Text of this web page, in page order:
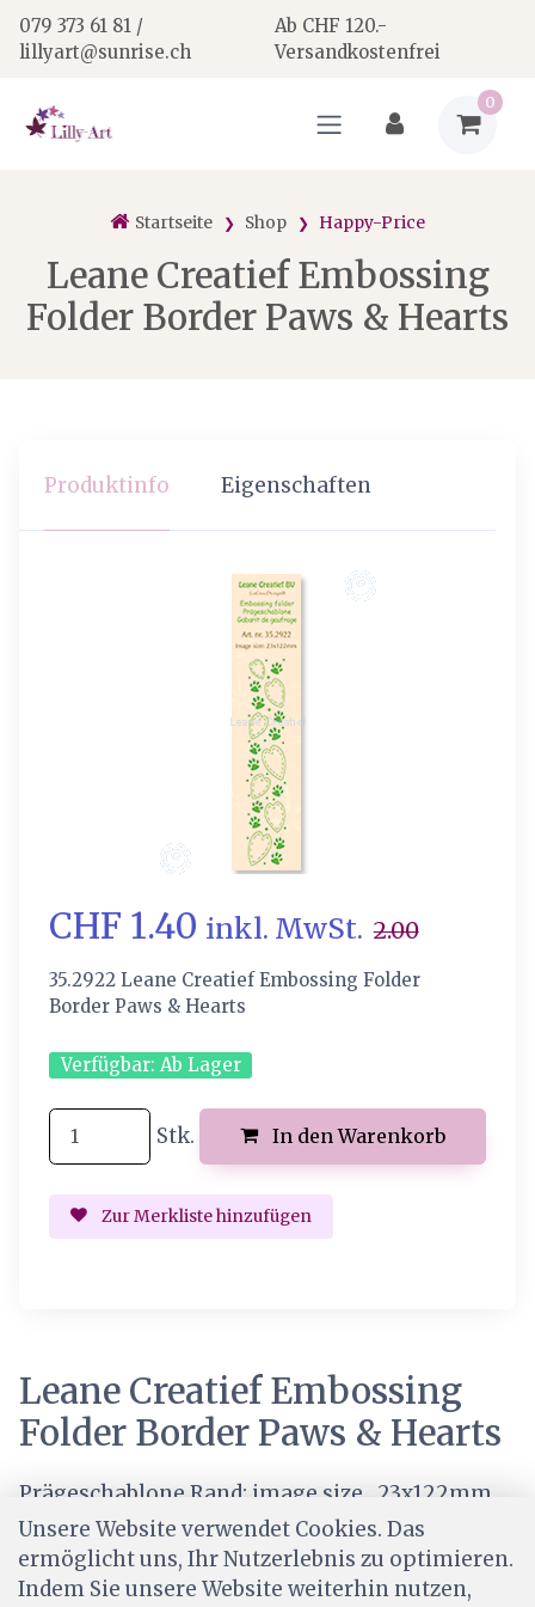
079 373 61 81 /
lillyart@sunrise.ch
Ab CHF 120.-
Versandkostenfrei
0
Startseite Shop Happy-Price
Leane Creatief Embossing
Folder Border Paws & Hearts
Produktinfo Eigenschaften
CHF 1.40 inkl. MwSt. 2.00
35.2922 Leane Creatief Embossing Folder
Border Paws & Hearts
Verfügbar: Ab Lager
Stk. In den Warenkorb
Zur Merkliste hinzufügen
Leane Creatief Embossing
Folder Border Paws & Hearts
Prägeschablone Rand: image size 23x122mm
Unsere Website verwendet Cookies. Das
ermöglicht uns, Ihr Nutzerlebnis zu optimieren.
Indem Sie unsere Website weiterhin nutzen,